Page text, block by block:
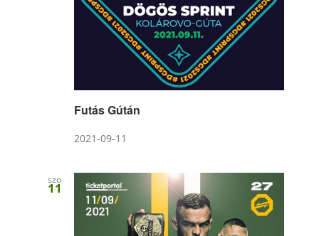
Futás Gútán
2021-09-11
szo
11